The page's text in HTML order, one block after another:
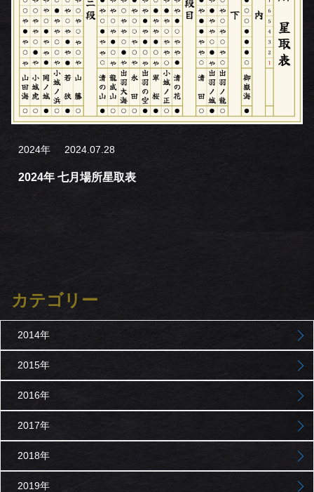
2024年 2024.07.28
2024年 七月場所星取表
カテゴリー
2014年
2015年
2016年
2017年
2018年
2019年